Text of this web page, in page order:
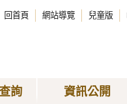
回首頁 網站導覽 兒童版
詢 資訊公開